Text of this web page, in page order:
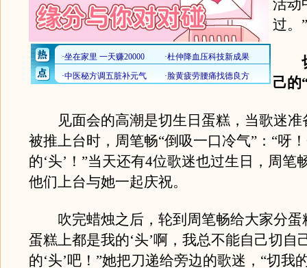
活动
过。”
切
己的
见面会的高潮是切生日蛋糕，当歌迷准
被推上台时，周笔畅“倒吸一口冷气”：“呀
的‘头’！”当天还有4位歌迷也过生日，周笔
他们上台与她一起庆祝。
吹完蜡烛之后，轮到周笔畅给大家分蛋
蛋糕上都是我的‘头’啊，我总不能自己切自
的‘头’吧！”她把刀递给旁边的歌迷，“切我